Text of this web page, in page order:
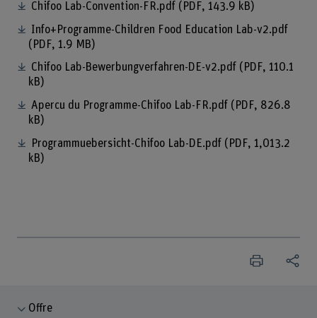
Chifoo Lab-Convention-FR.pdf (PDF, 143.9 kB)
Info+Programme-Children Food Education Lab-v2.pdf
(PDF, 1.9 MB)
Chifoo Lab-Bewerbungverfahren-DE-v2.pdf (PDF, 110.1
kB)
Apercu du Programme-Chifoo Lab-FR.pdf (PDF, 826.8
kB)
Programmuebersicht-Chifoo Lab-DE.pdf (PDF, 1,013.2
kB)
Offre